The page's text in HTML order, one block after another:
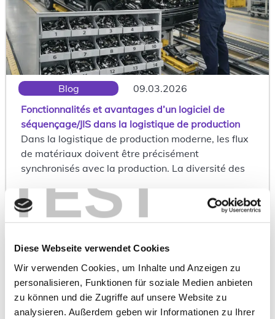
TEST
Diese Webseite verwendet Cookies
Wir verwenden Cookies, um Inhalte und Anzeigen zu
personalisieren, Funktionen für soziale Medien anbieten
zu können und die Zugriffe auf unsere Website zu
analysieren. Außerdem geben wir Informationen zu Ihrer
Blog
09.03.2026
Fonctionnalités et avantages d’un logiciel de
séquençage/JIS dans la logistique de production
Dans la logistique de production moderne, les flux
de matériaux doivent être précisément
synchronisés avec la production. La diversité des
WEITERLESEN